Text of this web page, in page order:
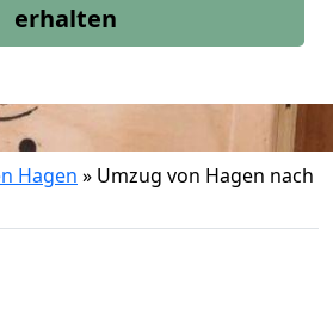
erhalten
Hagen » Umzug von Hagen nach